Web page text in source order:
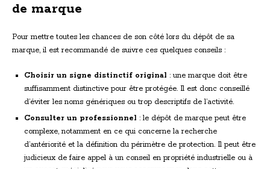
de marque
Pour mettre toutes les chances de son côté lors du dépôt de sa
marque, il est recommandé de suivre ces quelques conseils :
Choisir un signe distinctif original : une marque doit être
suffisamment distinctive pour être protégée. Il est donc conseillé
d’éviter les noms génériques ou trop descriptifs de l’activité.
Consulter un professionnel : le dépôt de marque peut être
complexe, notamment en ce qui concerne la recherche
d’antériorité et la définition du périmètre de protection. Il peut être
judicieux de faire appel à un conseil en propriété industrielle ou à